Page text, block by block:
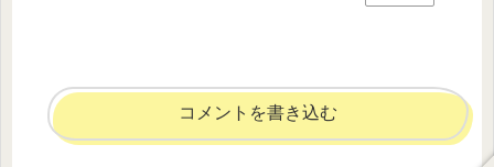
コメントを書き込む